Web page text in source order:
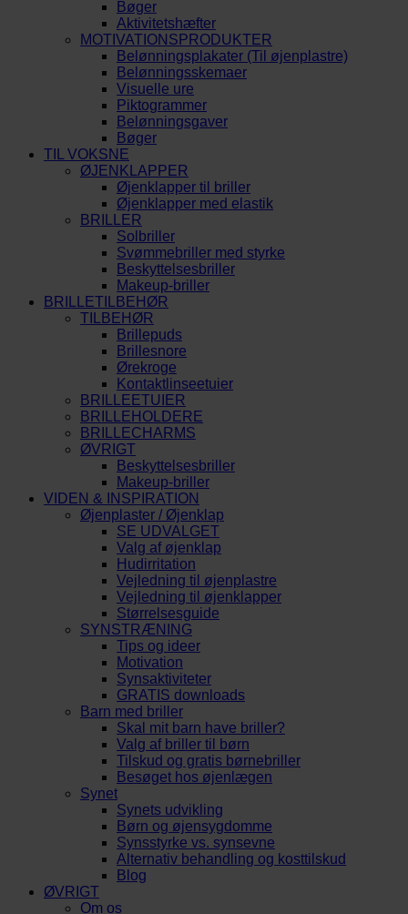
Bøger
Aktivitetshæfter
MOTIVATIONSPRODUKTER
Belønningsplakater (Til øjenplastre)
Belønningsskemaer
Visuelle ure
Piktogrammer
Belønningsgaver
Bøger
TIL VOKSNE
ØJENKLAPPER
Øjenklapper til briller
Øjenklapper med elastik
BRILLER
Solbriller
Svømmebriller med styrke
Beskyttelsesbriller
Makeup-briller
BRILLETILBEHØR
TILBEHØR
Brillepuds
Brillesnore
Ørekroge
Kontaktlinseetuier
BRILLEETUIER
BRILLEHOLDERE
BRILLECHARMS
ØVRIGT
Beskyttelsesbriller
Makeup-briller
VIDEN & INSPIRATION
Øjenplaster / Øjenklap
SE UDVALGET
Valg af øjenklap
Hudirritation
Vejledning til øjenplastre
Vejledning til øjenklapper
Størrelsesguide
SYNSTRÆNING
Tips og ideer
Motivation
Synsaktiviteter
GRATIS downloads
Barn med briller
Skal mit barn have briller?
Valg af briller til børn
Tilskud og gratis børnebriller
Besøget hos øjenlægen
Synet
Synets udvikling
Børn og øjensygdomme
Synsstyrke vs. synsevne
Alternativ behandling og kosttilskud
Blog
ØVRIGT
Om os